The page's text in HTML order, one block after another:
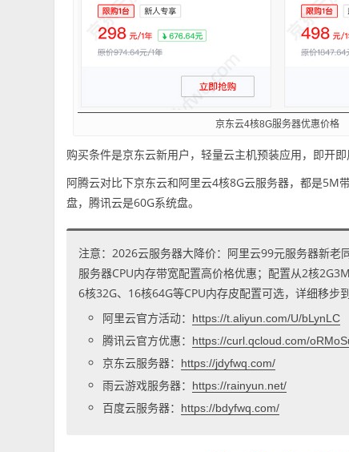
京东云4核8G服务器优惠价格
购买条件是京东云新用户，轻量云主机预装应用，即开即
阿腾云对比下京东云和阿里云4核8G云服务器，都是5M
盘，腾讯云是60G系统盘。
注意：2026云服务器大降价：阿里云99元服务器新
服务器CPU内存带宽配置高价格优惠；配置从2核
6核32G、16核64G等CPU内存皮配置可选，详细移步
阿里云官方活动：
https://t.aliyun.com/U/bLynLC
腾讯云官方优惠： https://curl.qcloud.com/
京东云服务器： https://jdyfwq.com/
雨云游戏服务器： https://rainyun.net/
百度云服务器： https://bdyfwq.com/